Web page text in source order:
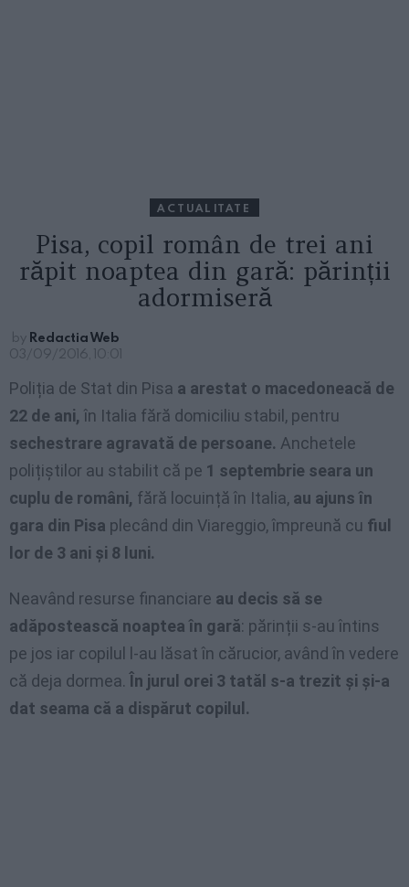
ACTUALITATE
Pisa, copil român de trei ani
răpit noaptea din gară: părinții
adormiseră
by Redactia Web
03/09/2016, 10:01
Poliția de Stat din Pisa a arestat o macedoneacă de
22 de ani, în Italia fără domiciliu stabil, pentru
sechestrare agravată de persoane. Anchetele
polițiștilor au stabilit că pe 1 septembrie seara un
cuplu de români, fără locuință în Italia, au ajuns în
gara din Pisa plecând din Viareggio, împreună cu fiul
lor de 3 ani și 8 luni.
Neavând resurse financiare au decis să se
adăpostească noaptea în gară: părinții s-au întins
pe jos iar copilul l-au lăsat în cărucior, având în vedere
că deja dormea. În jurul orei 3 tatăl s-a trezit și și-a
dat seama că a dispărut copilul.